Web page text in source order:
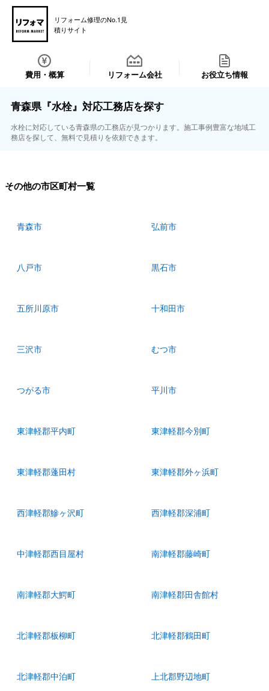
リフォーム修理のNo.1見
積りサイト
費用・概算 リフォーム会社 お役立ち情報
青森県『水栓』対応工務店を探す
水栓に対応している青森県の工務店が見つかります。施工事例豊富な地域工
務店を探して、無料で見積りを依頼できます。
その他の市区町村一覧
青森市 弘前市
八戸市 黒石市
五所川原市 十和田市
三沢市 むつ市
つがる市 平川市
東津軽郡平内町 東津軽郡今別町
東津軽郡蓬田村 東津軽郡外ヶ浜町
西津軽郡鰺ヶ沢町 西津軽郡深浦町
中津軽郡西目屋村 南津軽郡藤崎町
南津軽郡大鰐町 南津軽郡田舎館村
北津軽郡板柳町 北津軽郡鶴田町
北津軽郡中泊町 上北郡野辺地町